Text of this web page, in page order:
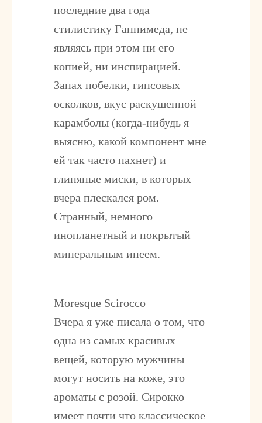
последние два года
стилистику Ганнимеда, не
являясь при этом ни его
копией, ни инспирацией.
Запах побелки, гипсовых
осколков, вкус раскушенной
карамболы (когда-нибудь я
выясню, какой компонент мне
ей так часто пахнет) и
глиняные миски, в которых
вчера плескался ром.
Странный, немного
инопланетный и покрытый
минеральным инеем.
Moresque Scirocco
Вчера я уже писала о том, что
одна из самых красивых
вещей, которую мужчины
могут носить на коже, это
ароматы с розой. Сирокко
имеет почти что классическое